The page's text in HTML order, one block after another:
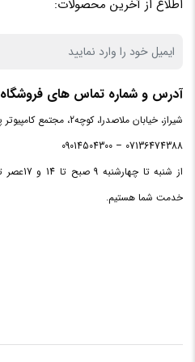
اطلاع از آخرین محصولات:
آدرس و شماره تماس های فروشگاه
شیراز، خیابان ملاصدرا، کوچه2، مجتمع کامپیوتر پارس(PC CENTER)، واحد 103
07136474388 – 09014504300
خدمت شما هستیم.